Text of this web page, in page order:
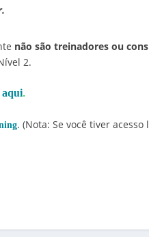
não são treinadores ou
2.
aqui.
. (Nota: Se você tiver